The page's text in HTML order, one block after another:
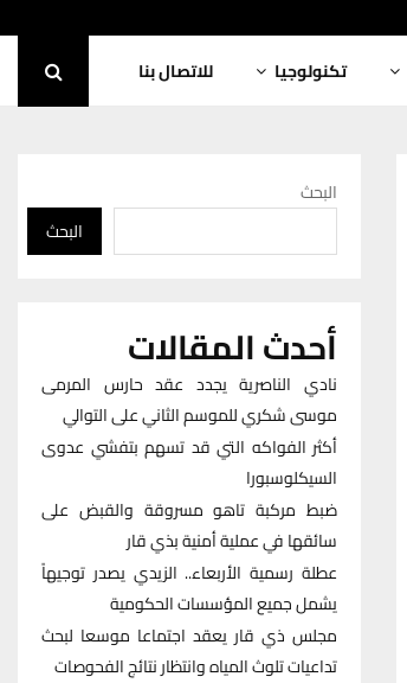
تكنولوجيا للاتصال بنا
البحث
البحث
أحدث المقالات
نادي الناصرية يجدد عقد حارس المرمى
موسى شكري للموسم الثاني على التوالي
أكثر الفواكه التي قد تسهم بتفشي عدوى
السيكلوسبورا
ضبط مركبة تاهو مسروقة والقبض على
سائقها في عملية أمنية بذي قار
عطلة رسمية الأربعاء.. الزيدي يصدر توجيهاً
يشمل جميع المؤسسات الحكومية
مجلس ذي قار يعقد اجتماعا موسعا لبحث
تداعيات تلوث المياه وانتظار نتائج الفحوصات